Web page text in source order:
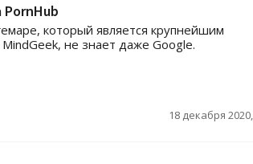
который является крупнейшим
не знает даже Google.
18 декабря